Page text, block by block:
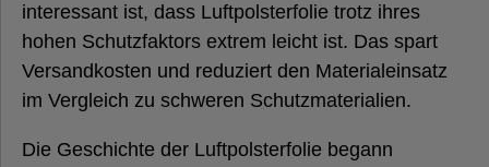
interessant ist, dass Luftpolsterfolie trotz ihres
hohen Schutzfaktors extrem leicht ist. Das spart
Versandkosten und reduziert den Materialeinsatz
im Vergleich zu schweren Schutzmaterialien.
Die Geschichte der Luftpolsterfolie begann